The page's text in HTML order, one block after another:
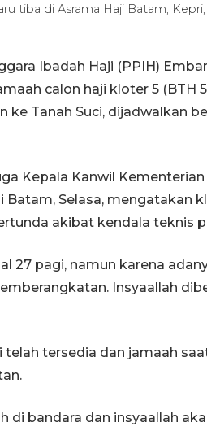
tiba di Asrama Haji Batam, Kepri,
Ibadah Haji (PPIH)
calon haji kloter 5 (BTH
Tanah Suci, dijadwalkan
Kepala Kanwil
Selasa, mengatakan
akibat kendala teknis
27 pagi, namun karena
Insyaallah
tersedia dan jamaah
di bandara dan insyaallah